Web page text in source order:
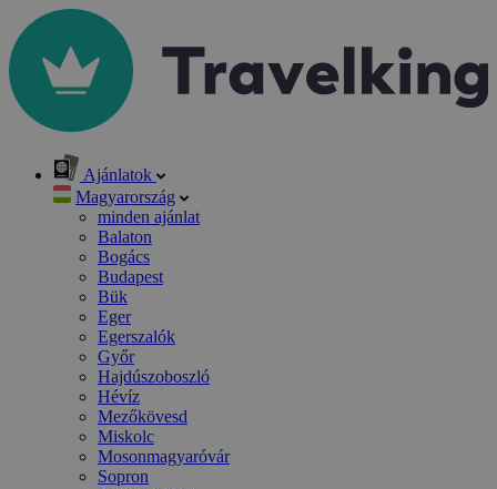
Ajánlatok
Magyarország
minden ajánlat
Balaton
Bogács
Budapest
Bük
Eger
Egerszalók
Győr
Hajdúszoboszló
Hévíz
Mezőkövesd
Miskolc
Mosonmagyaróvár
Sopron